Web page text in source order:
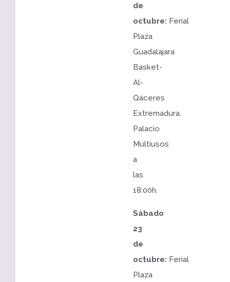
de
octubre: Ferial
Plaza
Guadalajara
Basket-
Al-
Qáceres
Extremadura.
Palacio
Multiusos
a
las
18:00h.
Sábado
23
de
octubre: Ferial
Plaza